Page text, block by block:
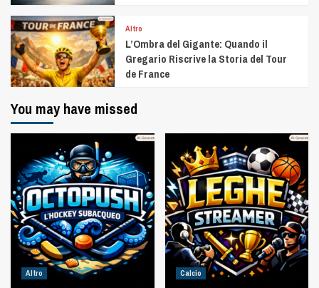
Altro
L’Ombra del Gigante: Quando il
Gregario Riscrive la Storia del Tour
de France
You may have missed
Altro Calcio